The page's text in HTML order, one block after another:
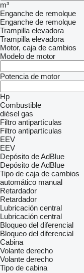
m³
Enganche de remolque
Enganche de remolque
Trampilla elevadora
Trampilla elevadora
Motor, caja de cambios
Modelo de motor
Potencia de motor
Hp
Combustible
diésel gas
Filtro antipartículas
Filtro antipartículas
EEV
EEV
Depósito de AdBlue
Depósito de AdBlue
Tipo de caja de cambios
automático manual
Retardador
Retardador
Lubricación central
Lubricación central
Bloqueo del diferencial
Bloqueo del diferencial
Cabina
Volante derecho
Volante derecho
Tipo de cabina